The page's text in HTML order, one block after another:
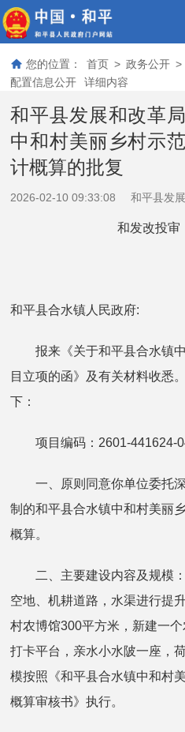
您的位置： 首页 > 政务公开 >
配置信息公开
详细内容
和平县发展和改革
中和村美丽乡村示
计概算的批复
2026-02-10 09:33:08 和平县发
和发改投审
和平县合水镇人民政府:
报来《关于和平县合水镇中
目立项的函》及有关材料收悉
下：
项目编码：2601-441624-
一、原则同意你单位委托深
制的和平县合水镇中和村美丽
概算。
二、主要建设内容及规模：
空地、机耕道路，水渠进行提
村农博馆300平方米，新建一
打卡平台，亲水小水陂一座，
模按照《和平县合水镇中和村
概算审核书》执行。